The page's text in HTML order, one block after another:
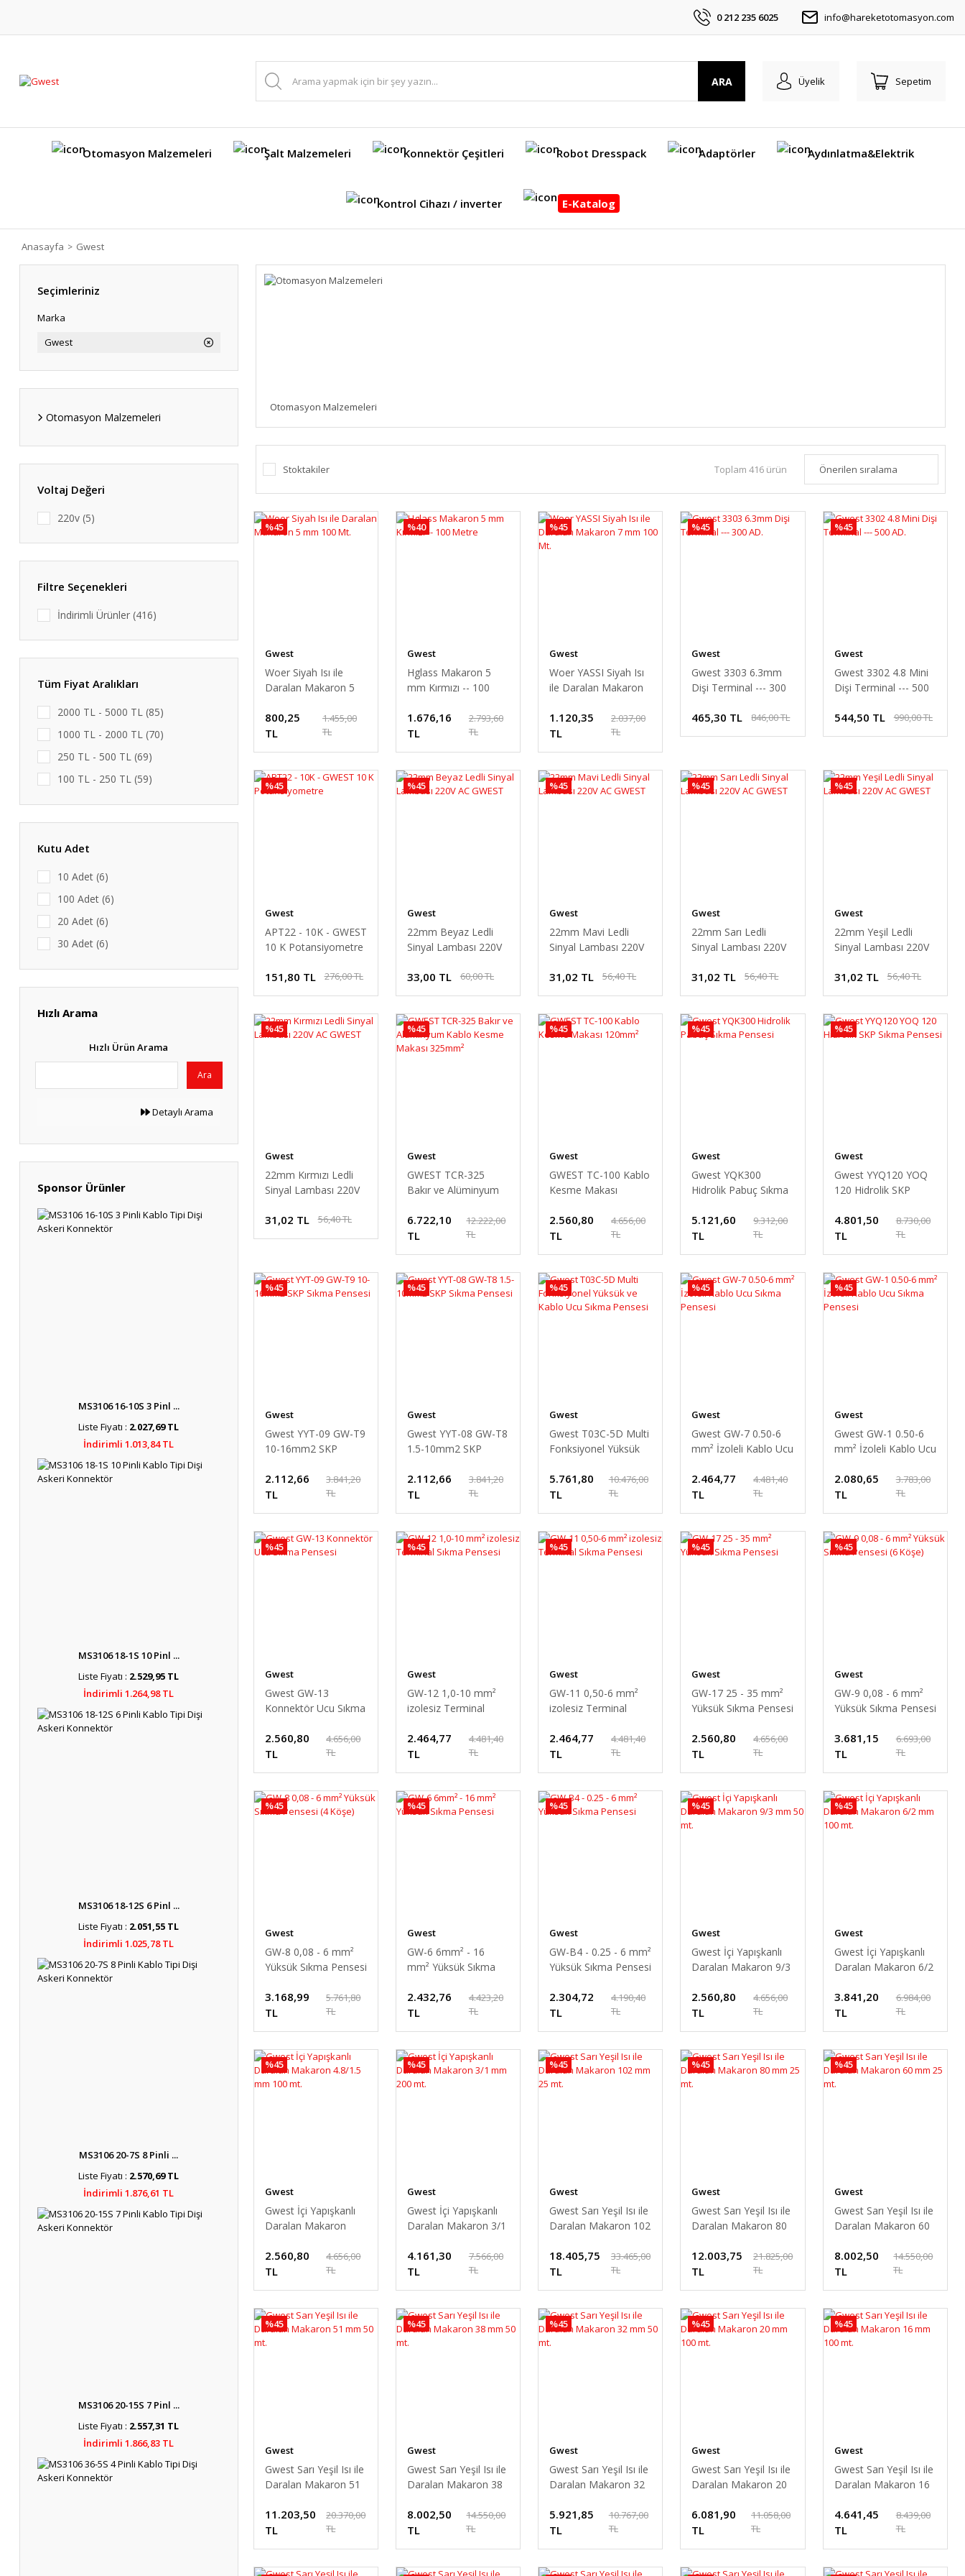
0 212 235 6025 info@hareketotomasyon.com
ARA Üyelik Sepetim
Otomasyon Malzemeleri Şalt Malzemeleri Konnektör Çeşitleri Robot Dresspack Adaptörler Aydınlatma&Elektrik
Kontrol Cihazı / inverter E-Katalog
Anasayfa Gwest
Seçimleriniz
Marka
Gwest
Otomasyon Malzemeleri
Voltaj Değeri
220v (5)
Filtre Seçenekleri
İndirimli Ürünler (416)
Tüm Fiyat Aralıkları
2000 TL - 5000 TL (85)
1000 TL - 2000 TL (70)
250 TL - 500 TL (69)
100 TL - 250 TL (59)
500 TL - 1000 TL (56)
5000 TL ve üzeri (45)
1 TL - 100 TL (25)
Kutu Adet
10 Adet (6)
100 Adet (6)
20 Adet (6)
30 Adet (6)
40 Adet (6)
50 Adet (6)
60 Adet (6)
80 Adet (6)
Hızlı Arama
Hızlı Ürün Arama
Ara
Detaylı Arama
Sponsor Ürünler
MS3106 16-10S 3 Pinl ...
Liste Fiyatı : 2.027,69 TL
İndirimli 1.013,84 TL
MS3106 18-1S 10 Pinl ...
Liste Fiyatı : 2.529,95 TL
İndirimli 1.264,98 TL
MS3106 18-12S 6 Pinl ...
Liste Fiyatı : 2.051,55 TL
İndirimli 1.025,78 TL
MS3106 20-7S 8 Pinli ...
Liste Fiyatı : 2.570,69 TL
İndirimli 1.876,61 TL
MS3106 20-15S 7 Pinl ...
Liste Fiyatı : 2.557,31 TL
İndirimli 1.866,83 TL
Otomasyon Malzemeleri
Stoktakiler Toplam 416 ürün
%45
Gwest
Woer Siyah Isı ile
Daralan Makaron 5
800,25
TL
1.455,00
TL
%40
Gwest
Hglass Makaron 5
mm Kırmızı -- 100
1.676,16
TL
2.793,60
TL
%45
Gwest
Woer YASSI Siyah Isı
ile Daralan Makaron
1.120,35
TL
2.037,00
TL
%45
Gwest
Gwest 3303 6.3mm
Dişi Terminal --- 300
465,30 TL 846,00 TL
%45
Gwest
Gwest 3302 4.8 Mini
Dişi Terminal --- 500
544,50 TL 990,00 TL
%45
Gwest
APT22 - 10K - GWEST
10 K Potansiyometre
151,80 TL 276,00 TL
%45
Gwest
22mm Beyaz Ledli
Sinyal Lambası 220V
33,00 TL 60,00 TL
%45
Gwest
22mm Mavi Ledli
Sinyal Lambası 220V
31,02 TL 56,40 TL
%45
Gwest
22mm Sarı Ledli
Sinyal Lambası 220V
31,02 TL 56,40 TL
%45
Gwest
22mm Yeşil Ledli
Sinyal Lambası 220V
31,02 TL 56,40 TL
%45
Gwest
22mm Kırmızı Ledli
Sinyal Lambası 220V
31,02 TL 56,40 TL
%45
Gwest
GWEST TCR-325
Bakır ve Alüminyum
325mm²
6.722,10
TL
12.222,00
TL
%45
Gwest
GWEST TC-100 Kablo
Kesme Makası
2.560,80
TL
4.656,00
TL
%45
Gwest
Gwest YQK300
Hidrolik Pabuç Sıkma
5.121,60
TL
9.312,00
TL
%45
Gwest
Gwest YYQ120 YOQ
120 Hidrolik SKP
4.801,50
TL
8.730,00
TL
%45
Gwest
Gwest YYT-09 GW-T9
10-16mm2 SKP
2.112,66
TL
3.841,20
TL
%45
Gwest
Gwest YYT-08 GW-T8
1.5-10mm2 SKP
2.112,66
TL
3.841,20
TL
%45
Gwest
Gwest T03C-5D Multi
Fonksiyonel Yüksük
Pensesi
5.761,80
TL
10.476,00
TL
%45
Gwest
Gwest GW-7 0.50-6
mm² İzoleli Kablo Ucu
2.464,77
TL
4.481,40
TL
%45
Gwest
Gwest GW-1 0.50-6
mm² İzoleli Kablo Ucu
2.080,65
TL
3.783,00
TL
%45
Gwest
Gwest GW-13
Konnektör Ucu Sıkma
2.560,80
TL
4.656,00
TL
%45
Gwest
GW-12 1,0-10 mm²
izolesiz Terminal
2.464,77
TL
4.481,40
TL
%45
Gwest
GW-11 0,50-6 mm²
izolesiz Terminal
2.464,77
TL
4.481,40
TL
%45
Gwest
GW-17 25 - 35 mm²
Yüksük Sıkma Pensesi
2.560,80
TL
4.656,00
TL
%45
Gwest
GW-9 0,08 - 6 mm²
Yüksük Sıkma Pensesi
3.681,15
TL
6.693,00
TL
%45
Gwest
GW-8 0,08 - 6 mm²
Yüksük Sıkma Pensesi
3.168,99
TL
5.761,80
TL
%45
Gwest
GW-6 6mm² - 16
mm² Yüksük Sıkma
2.432,76
TL
4.423,20
TL
%45
Gwest
GW-B4 - 0.25 - 6 mm²
Yüksük Sıkma Pensesi
2.304,72
TL
4.190,40
TL
%45
Gwest
Gwest İçi Yapışkanlı
Daralan Makaron 9/3
2.560,80
TL
4.656,00
TL
%45
Gwest
Gwest İçi Yapışkanlı
Daralan Makaron 6/2
3.841,20
TL
6.984,00
TL
%45
Gwest
Gwest İçi Yapışkanlı
Daralan Makaron
2.560,80
TL
4.656,00
TL
%45
Gwest
Gwest İçi Yapışkanlı
Daralan Makaron 3/1
4.161,30
TL
7.566,00
TL
%45
Gwest
Gwest Sarı Yeşil Isı ile
Daralan Makaron 102
18.405,75
TL
33.465,00
TL
%45
Gwest
Gwest Sarı Yeşil Isı ile
Daralan Makaron 80
12.003,75
TL
21.825,00
TL
%45
Gwest
Gwest Sarı Yeşil Isı ile
Daralan Makaron 60
8.002,50
TL
14.550,00
TL
%45
Gwest
Gwest Sarı Yeşil Isı ile
Daralan Makaron 51
11.203,50
TL
20.370,00
TL
%45
Gwest
Gwest Sarı Yeşil Isı ile
Daralan Makaron 38
8.002,50
TL
14.550,00
TL
%45
Gwest
Gwest Sarı Yeşil Isı ile
Daralan Makaron 32
5.921,85
TL
10.767,00
TL
%45
Gwest
Gwest Sarı Yeşil Isı ile
Daralan Makaron 20
6.081,90
TL
11.058,00
TL
%45
Gwest
Gwest Sarı Yeşil Isı ile
Daralan Makaron 16
4.641,45
TL
8.439,00
TL